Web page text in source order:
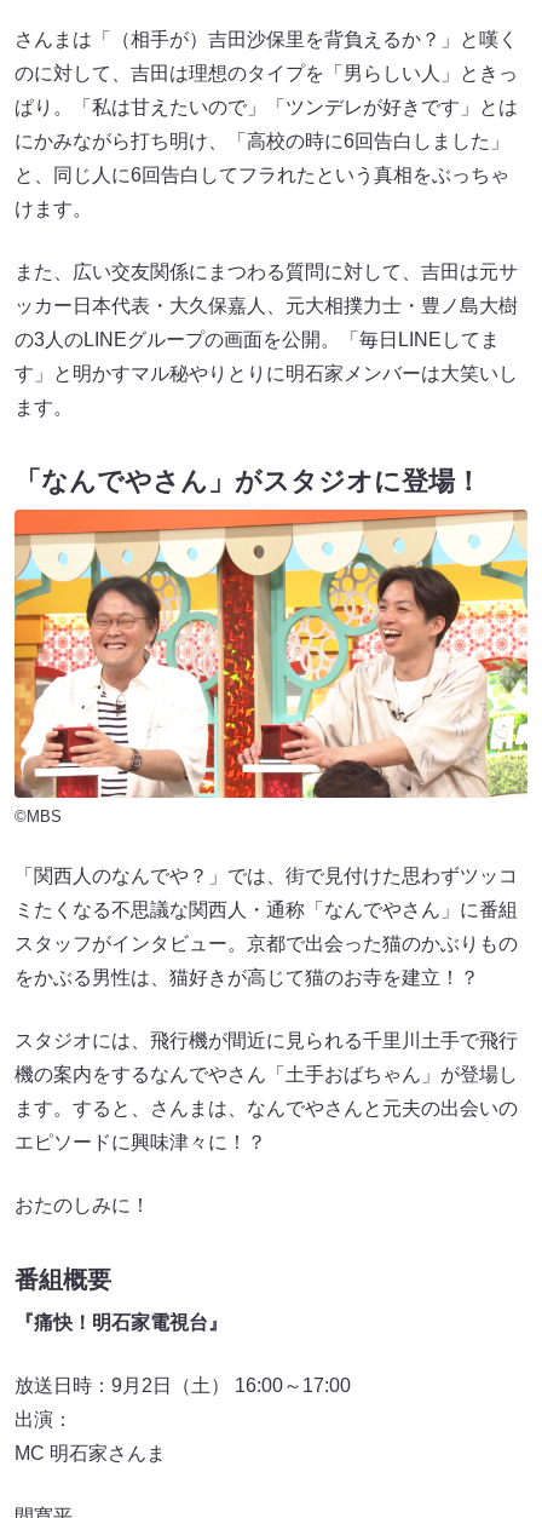
さんまは「（相手が）吉田沙保里を背負えるか？」と嘆く
のに対して、吉田は理想のタイプを「男らしい人」ときっ
ぱり。「私は甘えたいので」「ツンデレが好きです」とは
にかみながら打ち明け、「高校の時に6回告白しました」
と、同じ人に6回告白してフラれたという真相をぶっちゃ
けます。
また、広い交友関係にまつわる質問に対して、吉田は元サ
ッカー日本代表・大久保嘉人、元大相撲力士・豊ノ島大樹
の3人のLINEグループの画面を公開。「毎日LINEしてま
す」と明かすマル秘やりとりに明石家メンバーは大笑いし
ます。
「なんでやさん」がスタジオに登場！
©MBS
「関西人のなんでや？」では、街で見付けた思わずツッコ
ミたくなる不思議な関西人・通称「なんでやさん」に番組
スタッフがインタビュー。京都で出会った猫のかぶりもの
をかぶる男性は、猫好きが高じて猫のお寺を建立！？
スタジオには、飛行機が間近に見られる千里川土手で飛行
機の案内をするなんでやさん「土手おばちゃん」が登場し
ます。すると、さんまは、なんでやさんと元夫の出会いの
エピソードに興味津々に！？
おたのしみに！
番組概要
『痛快！明石家電視台』
放送日時：9月2日（土） 16:00～17:00
出演：
MC 明石家さんま